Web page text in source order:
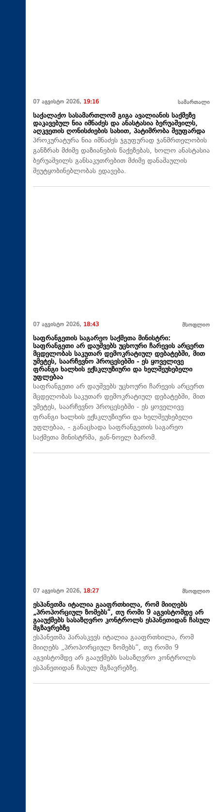
07 აგვისტო 2026, 19:16 სამართალი
საქალაქო სასამართლომ გიგა ავალიანის საქმეზე
დაკავებულ ნია იმნაძეს და ანასტასია ბერუაშვილს,
აღკვეთის ღონისძიების სახით, პატიმრობა შეუფარდა
პროკურატურა ნია იმნაძეს ჯგუფურად ჯანმრთელობის
განზრახ მძიმე დაზიანების წაქეზებას, ხოლო ანასტასია
ბერუაშვილს განსაკუთრებით მძიმე დანაშაულის
შეუტყობინებლობას ედავება.
07 აგვისტო 2026, 18:43 მსოფლიო
საფრანგეთის საგარეო საქმეთა მინისტრი:
საფრანგეთი არ დაუშვებს უცხოური ჩარევის არცერთ
მცდელობას საკუთარ დემოკრატიულ დებატებში, მით
უმეტეს, საარჩევნო პროცესებში - ეს ყოველივე
ფრანგი ხალხის ექსკლუზიური და ხელშეუხებელი
უფლებაა
საფრანგეთი არ დაუშვებს უცხოური ჩარევის არცერთ
მცდელობას საკუთარ დემოკრატიულ დებატებში, მით
უმეტეს, საარჩევნო პროცესებში - ეს ყოველივე
ფრანგი ხალხის ექსკლუზიური და ხელშეუხებელი
უფლებაა, - განაცხადა საფრანგეთის საგარეო
საქმეთა მინისტრმა, ჟან-ნოელ ბარომ.
07 აგვისტო 2026, 18:27 მსოფლიო
ესპანეთმა იტალია გააფრთხილა, რომ მიიღებს
„პროპორციულ ზომებს“, თუ რომი 9 აგვისტომდე არ
გააუქმებს სასაზღვრო კონტროლს ესპანეთიდან ჩასულ
მგზავრებზე
ესპანეთმა პარასკევს იტალია გააფრთხილა, რომ
მიიღებს „პროპორციულ ზომებს“, თუ რომი 9
აგვისტომდე არ გააუქმებს სასაზღვრო კონტროლს
ესპანეთიდან ჩასულ მგზავრებზე.